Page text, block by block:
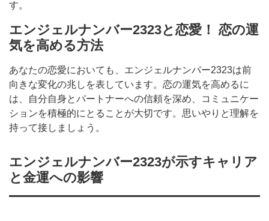
す。
エンジェルナンバー2323と恋愛！ 恋の運
気を高める方法
あなたの恋愛においても、エンジェルナンバー2323は前
向きな変化の兆しを表しています。恋の運気を高めるに
は、自分自身とパートナーへの信頼を深め、コミュニケー
ションを積極的にとることが大切です。思いやりと理解を
持って接しましょう。
エンジェルナンバー2323が示すキャリア
と金運への影響